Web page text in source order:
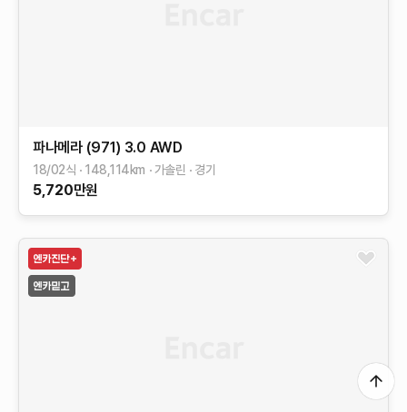
파나메라 (971) 3.0 AWD
18/02식 148,114km 가솔린 경기
5,720만원